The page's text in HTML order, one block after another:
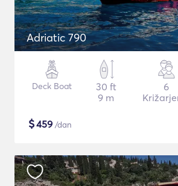
Adriatic 790
Deck Boat
30 ft
9 m
6
$459 /dan